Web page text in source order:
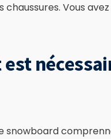
Vous
snowboard